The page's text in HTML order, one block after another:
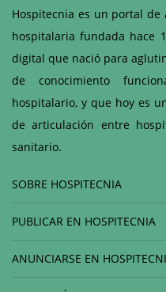
Hospitecnia es un portal
hospitalaria fundada hace
digital que nació para
de conocimiento
hospitalario, y que hoy es
de articulación entre
sanitario.
SOBRE HOSPITECNIA
PUBLICAR EN HOSPITECNIA
ANUNCIARSE EN